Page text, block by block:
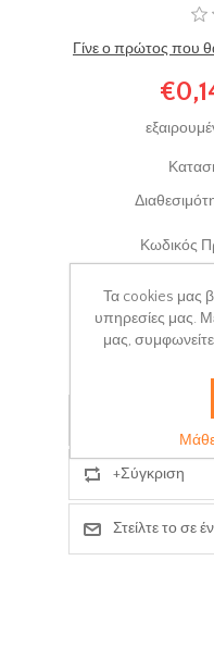
Γίνε ο πρώτος που
Κωδικός
Χρόνος
Προσθήκη
+Σύγκριση
Στείλτε το σε
Τα cookies μας
υπηρεσίες μας.
μας,